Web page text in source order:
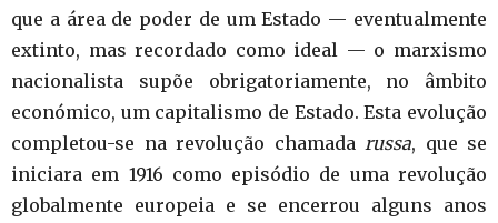
que a área de poder de um Estado — eventualmente
extinto, mas recordado como ideal — o marxismo
nacionalista supõe obrigatoriamente, no âmbito
económico, um capitalismo de Estado. Esta evolução
completou-se na revolução chamada russa, que se
iniciara em 1916 como episódio de uma revolução
globalmente europeia e se encerrou alguns anos